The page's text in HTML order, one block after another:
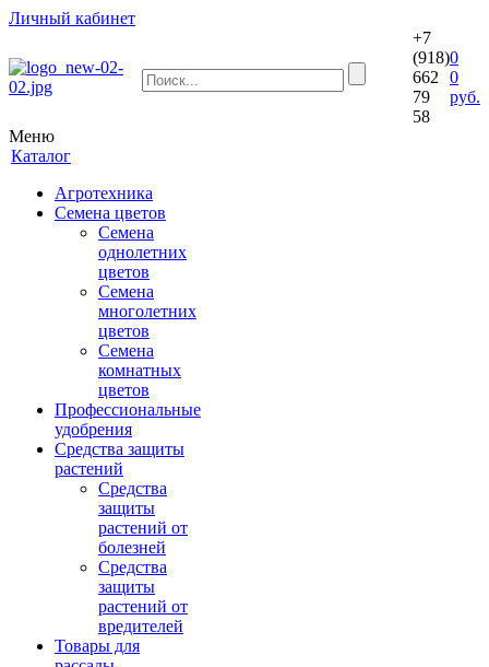
Личный кабинет
+7
(918)
662
79
58
0
0
руб.
Меню
Каталог
Агротехника
Семена цветов
Семена
однолетних
цветов
Семена
многолетних
цветов
Семена
комнатных
цветов
Профессиональные
удобрения
Средства защиты
растений
Средства
защиты
растений от
болезней
Средства
защиты
растений от
вредителей
Товары для